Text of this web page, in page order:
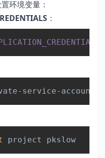
环境变量：
：
Copy
service-account
Copy
Copy